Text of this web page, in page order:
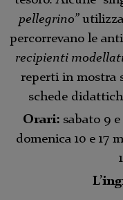
pellegrino”
percorrevano le
recipienti
reperti in mostra
schede
Orari:sabato 9 e
domenica 10 e 17